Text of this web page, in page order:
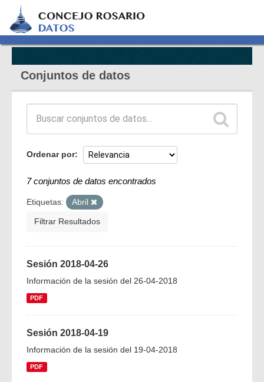
Conjuntos de datos
Ordenar por
7 conjuntos de datos encontrados
Etiquetas: Abril
Filtrar Resultados
Sesión 2018-04-26
Información de la sesión del 26-04-2018
PDF
Sesión 2018-04-19
Información de la sesión del 19-04-2018
PDF